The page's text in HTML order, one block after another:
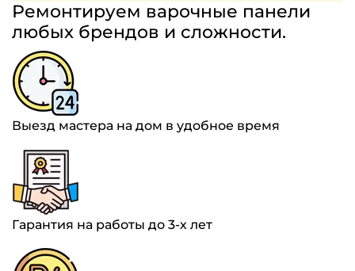
ЗАДАТЬ ВОПРОС
Ремонтируем варочные панели
любых брендов и сложности.
Выезд мастера на дом в удобное время
Гарантия на работы до 3-х лет